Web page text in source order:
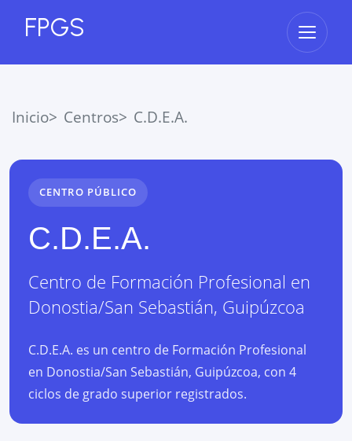
FPGS Abrir
Inicio Centros C.D.E.A.
CENTRO PÚBLICO
C.D.E.A.
Centro de Formación Profesional en
Donostia/San Sebastián, Guipúzcoa
C.D.E.A. es un centro de Formación Profesional
en Donostia/San Sebastián, Guipúzcoa, con 4
ciclos de grado superior registrados.